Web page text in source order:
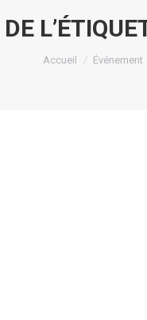
Vous êtes ici :
Accueil Événement